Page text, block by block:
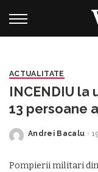
ACTUALITATE
INCENDIU la
13 persoane
Posted
Andrei Bacalu
Pompierii militari